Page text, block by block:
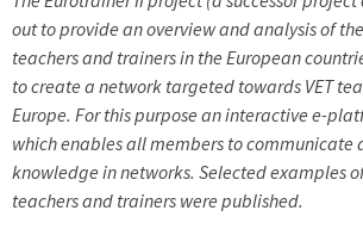
out to provide an overview and analysis of
teachers and trainers in the European
to create a network targeted towards VET
Europe. For this purpose an interactive e-
which enables all members to communicate
knowledge in networks. Selected examples
teachers and trainers were published.